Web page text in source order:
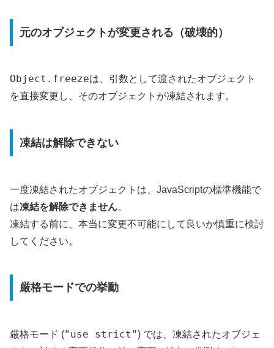
元のオブジェクトが変更される（破壊的）
Object.freezeは、引数として渡されたオブジェクト
を直接変更し、そのオブジェクトが凍結されます。
凍結は解除できない
一度凍結されたオブジェクトは、JavaScriptの標準機能で
は凍結を解除できません。
凍結する前に、本当に変更不可能にして良いか慎重に検討
してください。
厳格モードでの挙動
厳格モード ("use strict") では、凍結されたオブジェ